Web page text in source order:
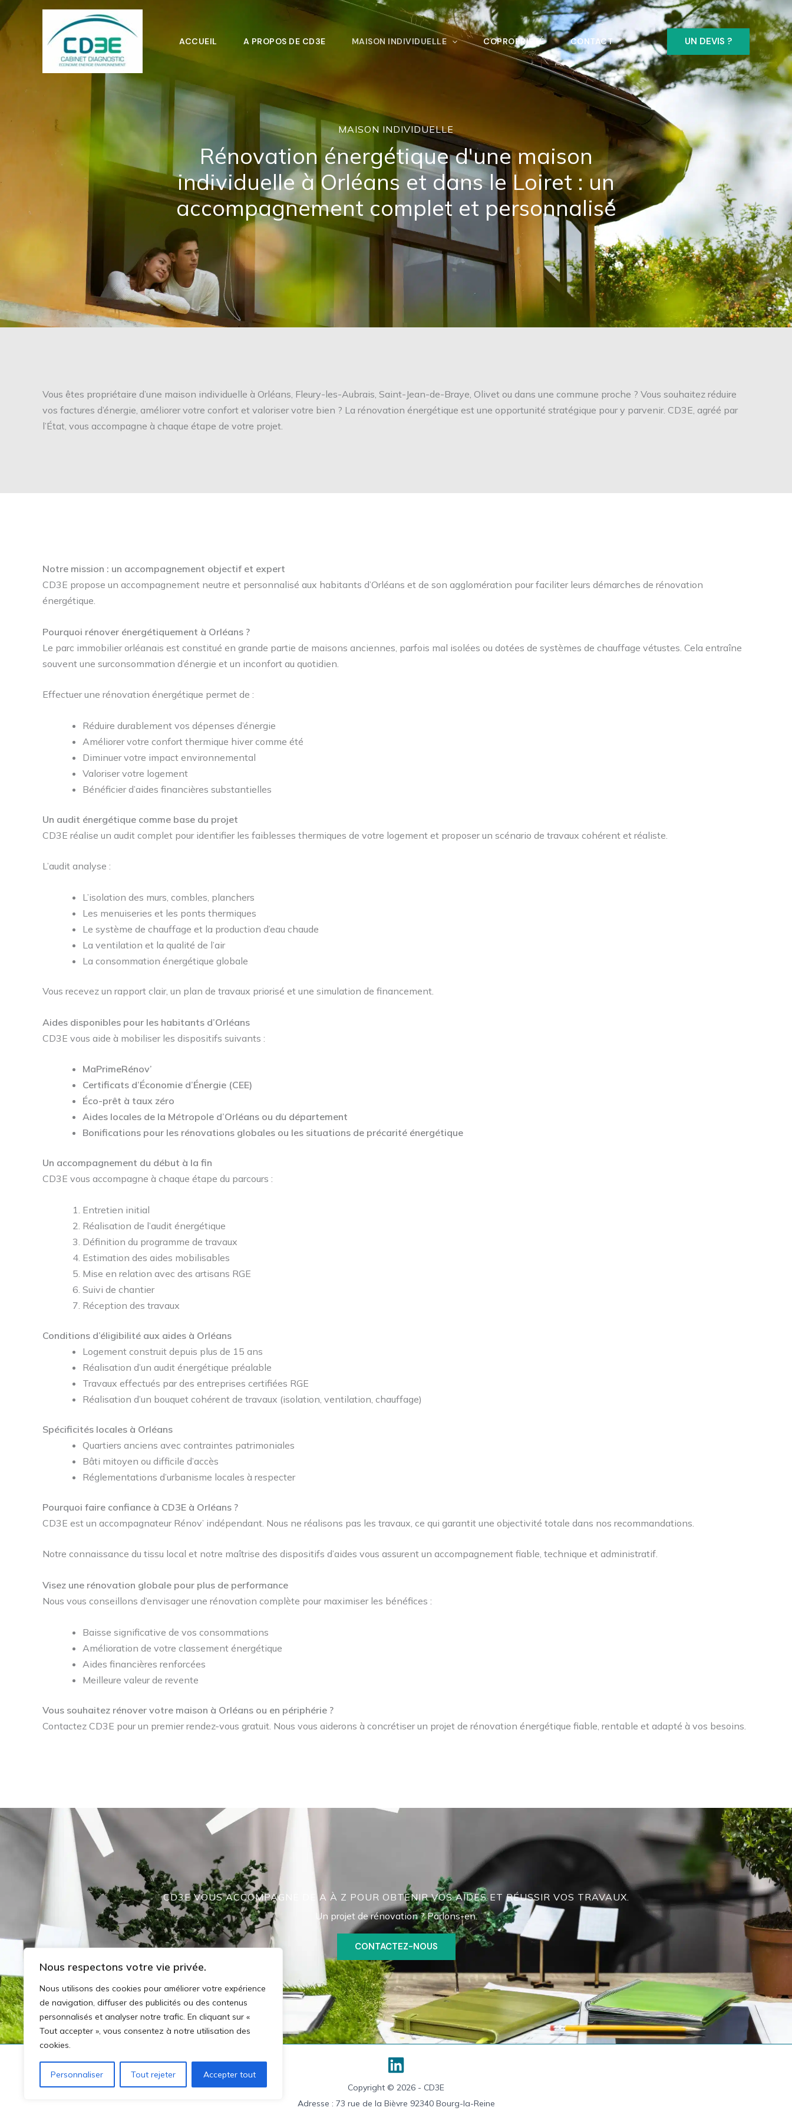
Nous respectons votre vie privée.
Nous utilisons des cookies pour améliorer votre expérience
de navigation, diffuser des publicités ou des contenus
personnalisés et analyser notre trafic. En cliquant sur «
Tout accepter », vous consentez à notre utilisation des
cookies.
Personnaliser Tout rejeter Accepter tout
Aller
au
ACCUEIL A PROPOS DE CD3E MAISON INDIVIDUELLE COPROPRIÉTÉ CONTACT UN DEVIS ?
MAISON INDIVIDUELLE
Rénovation énergétique d'une maison
individuelle à Orléans et dans le Loiret : un
accompagnement complet et personnalisé
Vous êtes propriétaire d’une maison individuelle à Orléans, Fleury-les-Aubrais, Saint-Jean-de-Braye, Olivet ou dans une commune proche ? Vous souhaitez réduire
vos factures d’énergie, améliorer votre confort et valoriser votre bien ? La rénovation énergétique est une opportunité stratégique pour y parvenir. CD3E, agréé par
l’État, vous accompagne à chaque étape de votre projet.
Notre mission : un accompagnement objectif et expert
CD3E propose un accompagnement neutre et personnalisé aux habitants d’Orléans et de son agglomération pour faciliter leurs démarches de rénovation
énergétique.
Pourquoi rénover énergétiquement à Orléans ?
Le parc immobilier orléanais est constitué en grande partie de maisons anciennes, parfois mal isolées ou dotées de systèmes de chauffage vétustes. Cela entraîne
souvent une surconsommation d’énergie et un inconfort au quotidien.
Effectuer une rénovation énergétique permet de :
Réduire durablement vos dépenses d’énergie
Améliorer votre confort thermique hiver comme été
Diminuer votre impact environnemental
Valoriser votre logement
Bénéficier d’aides financières substantielles
Un audit énergétique comme base du projet
CD3E réalise un audit complet pour identifier les faiblesses thermiques de votre logement et proposer un scénario de travaux cohérent et réaliste.
L’audit analyse :
L’isolation des murs, combles, planchers
Les menuiseries et les ponts thermiques
Le système de chauffage et la production d’eau chaude
La ventilation et la qualité de l’air
La consommation énergétique globale
Vous recevez un rapport clair, un plan de travaux priorisé et une simulation de financement.
Aides disponibles pour les habitants d’Orléans
CD3E vous aide à mobiliser les dispositifs suivants :
MaPrimeRénov’
Certificats d’Économie d’Énergie (CEE)
Éco-prêt à taux zéro
Aides locales de la Métropole d’Orléans ou du département
Bonifications pour les rénovations globales ou les situations de précarité énergétique
Un accompagnement du début à la fin
CD3E vous accompagne à chaque étape du parcours :
Entretien initial
Réalisation de l’audit énergétique
Définition du programme de travaux
Estimation des aides mobilisables
Mise en relation avec des artisans RGE
Suivi de chantier
Réception des travaux
Conditions d’éligibilité aux aides à Orléans
Logement construit depuis plus de 15 ans
Réalisation d’un audit énergétique préalable
Travaux effectués par des entreprises certifiées RGE
Réalisation d’un bouquet cohérent de travaux (isolation, ventilation, chauffage)
Spécificités locales à Orléans
Quartiers anciens avec contraintes patrimoniales
Bâti mitoyen ou difficile d’accès
Réglementations d’urbanisme locales à respecter
Pourquoi faire confiance à CD3E à Orléans ?
CD3E est un accompagnateur Rénov’ indépendant. Nous ne réalisons pas les travaux, ce qui garantit une objectivité totale dans nos recommandations.
Notre connaissance du tissu local et notre maîtrise des dispositifs d’aides vous assurent un accompagnement fiable, technique et administratif.
Visez une rénovation globale pour plus de performance
Nous vous conseillons d’envisager une rénovation complète pour maximiser les bénéfices :
Baisse significative de vos consommations
Amélioration de votre classement énergétique
Aides financières renforcées
Meilleure valeur de revente
Vous souhaitez rénover votre maison à Orléans ou en périphérie ?
Contactez CD3E pour un premier rendez-vous gratuit. Nous vous aiderons à concrétiser un projet de rénovation énergétique fiable, rentable et adapté à vos besoins.
CD3E VOUS ACCOMPAGNE DE A À Z POUR OBTENIR VOS AIDES ET RÉUSSIR VOS TRAVAUX.
Un projet de rénovation ? Parlons-en.
CONTACTEZ-NOUS
Copyright © 2026 - CD3E
Adresse : 73 rue de la Bièvre 92340 Bourg-la-Reine